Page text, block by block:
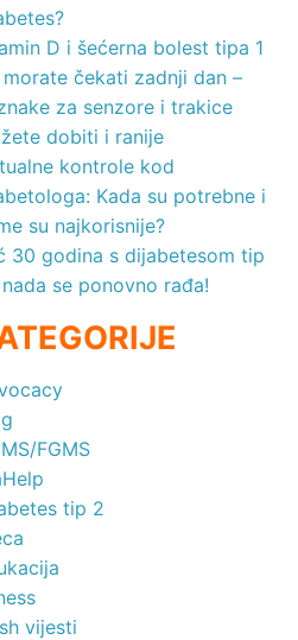
D i šećerna bolest tipa 1
morate čekati zadnji dan –
za senzore i trakice
dobiti i ranije
kontrole kod
Kada su potrebne i
su najkorisnije?
30 godina s dijabetesom tip
nada se ponovno rađa!
FGMS
tip 2
vijesti